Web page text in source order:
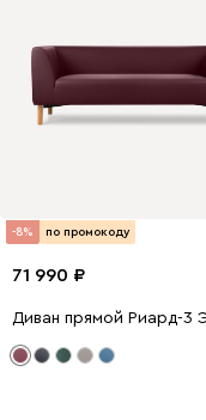
-8% по промокоду
71 990
Диван прямой Риард-3